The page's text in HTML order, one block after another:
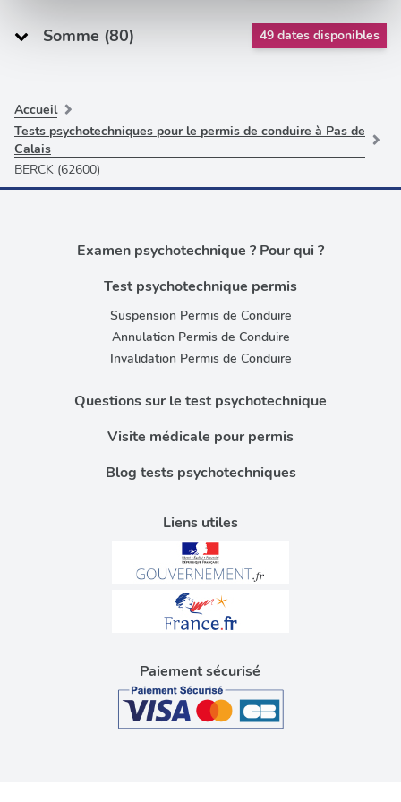
médias sociaux et d'analyser notre trafic. Nous
avec d'autres informations que vous leur avez fournies
ou qu'ils ont collectées lors de votre utilisation de leurs
services.
Somme (80) 49 dates disponibles
Accueil
Tests psychotechniques pour le permis de conduire à Pas de
Calais
BERCK (62600)
Liens utiles
Examen psychotechnique ? Pour qui ?
Test psychotechnique permis
Suspension Permis de Conduire
Annulation Permis de Conduire
Invalidation Permis de Conduire
Questions sur le test psychotechnique
Visite médicale pour permis
Blog tests psychotechniques
Paiement sécurisé